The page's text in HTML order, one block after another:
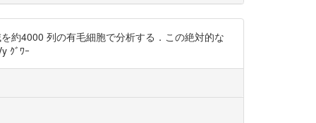
約4000 列の有毛細胞で分析する．この絶対的な
ｸﾞﾜｰ